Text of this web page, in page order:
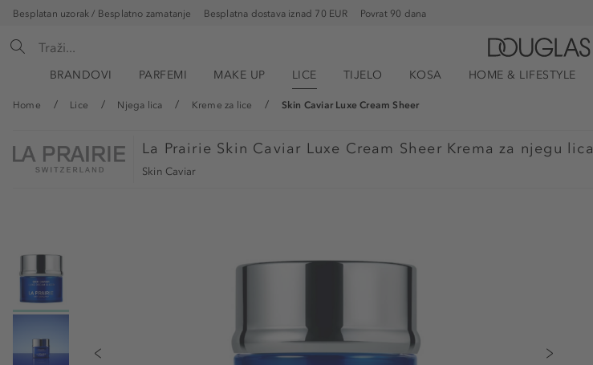
Besplatan uzorak / Besplatno zamatanje Besplatna dostava iznad 70 EUR Povrat 90 dana
BRANDOVI PARFEMI MAKE UP LICE TIJELO KOSA HOME & LIFESTYLE
Home Lice Njega lica Kreme za lice Skin Caviar Luxe Cream Sheer
La Prairie Skin Caviar Luxe Cream Sheer Krema za njegu lica
Skin Caviar